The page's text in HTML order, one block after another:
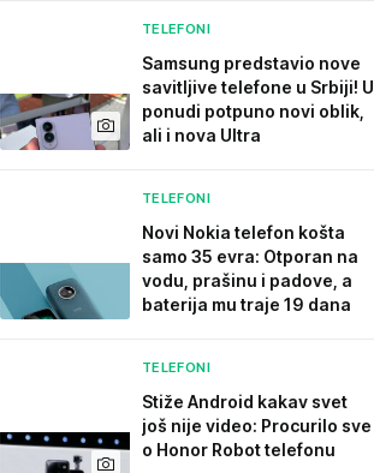
TELEFONI
Samsung predstavio nove
savitljive telefone u Srbiji! U
ponudi potpuno novi oblik,
ali i nova Ultra
TELEFONI
Novi Nokia telefon košta
samo 35 evra: Otporan na
vodu, prašinu i padove, a
baterija mu traje 19 dana
TELEFONI
Stiže Android kakav svet
još nije video: Procurilo sve
o Honor Robot telefonu